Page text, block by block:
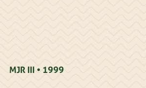
MJR III • 1999